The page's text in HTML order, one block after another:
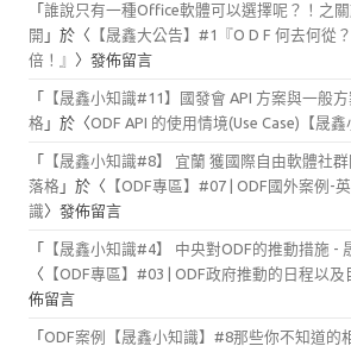
「 誰說只有一種Office軟體可以選擇呢？！之
開 」於〈 【晟鑫大公告】#1『O D F 何去何從
倍！』 〉發佈留言
「
【晟鑫小知識#11】國發會 API 方案與一般
格 」於〈ODF API 的使用情境(Use Case)【晟
「
【晟鑫小知識#8】 宜蘭 獲國際自由軟體社
落格 」於〈 【ODF專區】#07 | ODF國外案例-
識〉發佈留言
「 【晟鑫小知識#4】 中央對ODF的推動措施 -
〈 【ODF專區】#03 | ODF政府推動的日程以
佈留言
「 ODF案例【晟鑫小知識】#8那些你不知道的